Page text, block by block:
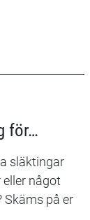
för…
släktingar
något
Skäms på er